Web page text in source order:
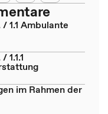
1.1 Ambulante
im Rahmen der